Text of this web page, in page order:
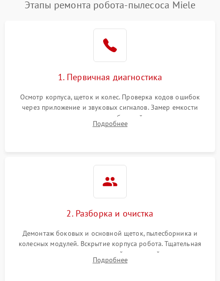
Этапы ремонта робота-пылесоса Miele
1. Первичная диагностика
Осмотр корпуса, щеток и колес. Проверка кодов ошибок
через приложение и звуковых сигналов. Замер емкости
аккумулятора и тестирование базовой станции зарядки.
Оценка работы лидара, бампера и датчиков падения для
Подробнее
2. Разборка и очистка
Демонтаж боковых и основной щеток, пылесборника и
колесных модулей. Вскрытие корпуса робота. Тщательная
очистка внутренних полостей, шестерней и плат от
скопившейся пыли, волос и шерсти животных с
Подробнее